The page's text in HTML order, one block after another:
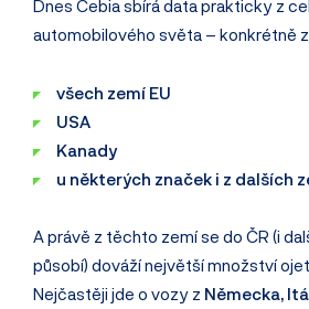
Dnes Cebia sbírá data prakticky z
automobilového světa – konkrétně
všech zemí EU
USA
Kanady
u některých značek i z dalších
A právě z těchto zemí se do ČR (i
působí) dováží největší množství
Nejčastěji jde o vozy z Německa,